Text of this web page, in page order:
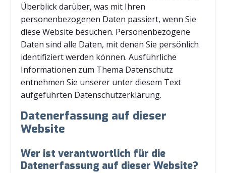
Überblick darüber, was mit Ihren
personenbezogenen Daten passiert, wenn Sie
diese Website besuchen. Personenbezogene
Daten sind alle Daten, mit denen Sie persönlich
identifiziert werden können. Ausführliche
Informationen zum Thema Datenschutz
entnehmen Sie unserer unter diesem Text
aufgeführten Datenschutzerklärung.
Datenerfassung auf dieser
Website
Wer ist verantwortlich für die
Datenerfassung auf dieser Website?